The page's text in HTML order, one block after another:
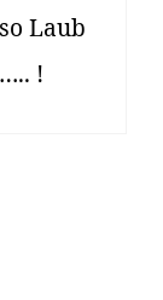
Laub
!